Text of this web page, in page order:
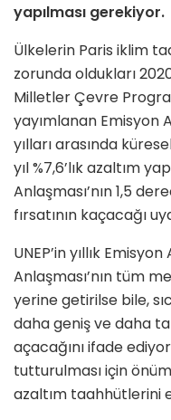
yapılması gerekiyor.
Ülkelerin Paris iklim
zorunda oldukları
Milletler Çevre
yayımlanan Emisyon
yılları arasında
yıl %7,6’lık azaltım
Anlaşması’nın 1,5
fırsatının kaçacağı
UNEP’in yıllık
Anlaşması’nın tüm
yerine getirilse bile,
daha geniş ve daha
açacağını ifade
tutturulması için
azaltım taahhütlerini